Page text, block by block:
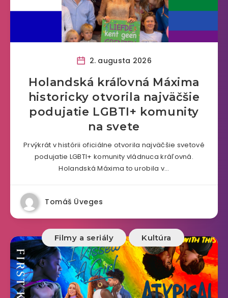
2. augusta 2026
Holandská kráľovná Máxima
historicky otvorila najväčšie
podujatie LGBTI+ komunity
na svete
Prvýkrát v histórii oficiálne otvorila najväčšie svetové
podujatie LGBTI+ komunity vládnuca kráľovná.
Holandská Máxima to urobila v…
Tomáš Üveges
Filmy a seriály Kultúra